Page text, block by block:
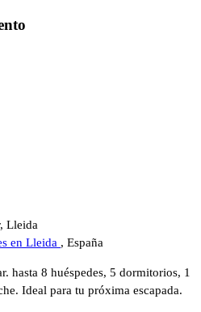
Lleida
en Lleida , España
hasta 8 huéspedes, 5 dormitorios, 1
Ideal para tu próxima escapada.